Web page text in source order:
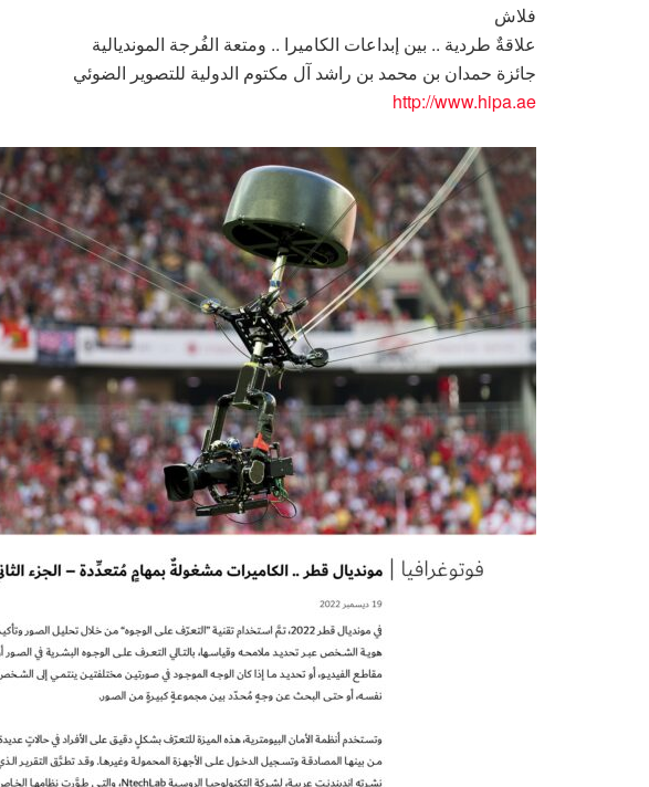
فلاش
علاقةٌ طردية .. بين إبداعات الكاميرا .. ومتعة الفُرجة المونديالية
جائزة حمدان بن محمد بن راشد آل مكتوم الدولية للتصوير الضوئي
http://www.hipa.ae